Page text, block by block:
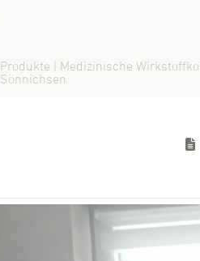
Produkte | Medizinische
Sönnichsen